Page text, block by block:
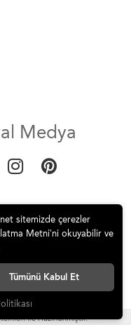
Medya
TİC.LTD.ŞTİ Tüm
ile Hazırlanmıştır.
sitemizde çerezler
Metni’ni okuyabilir ve
Tümünü Kabul Et